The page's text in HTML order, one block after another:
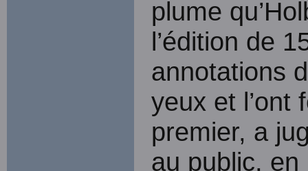
plume
l’édition de
annotations
yeux et l’ont
premier, a
au public,